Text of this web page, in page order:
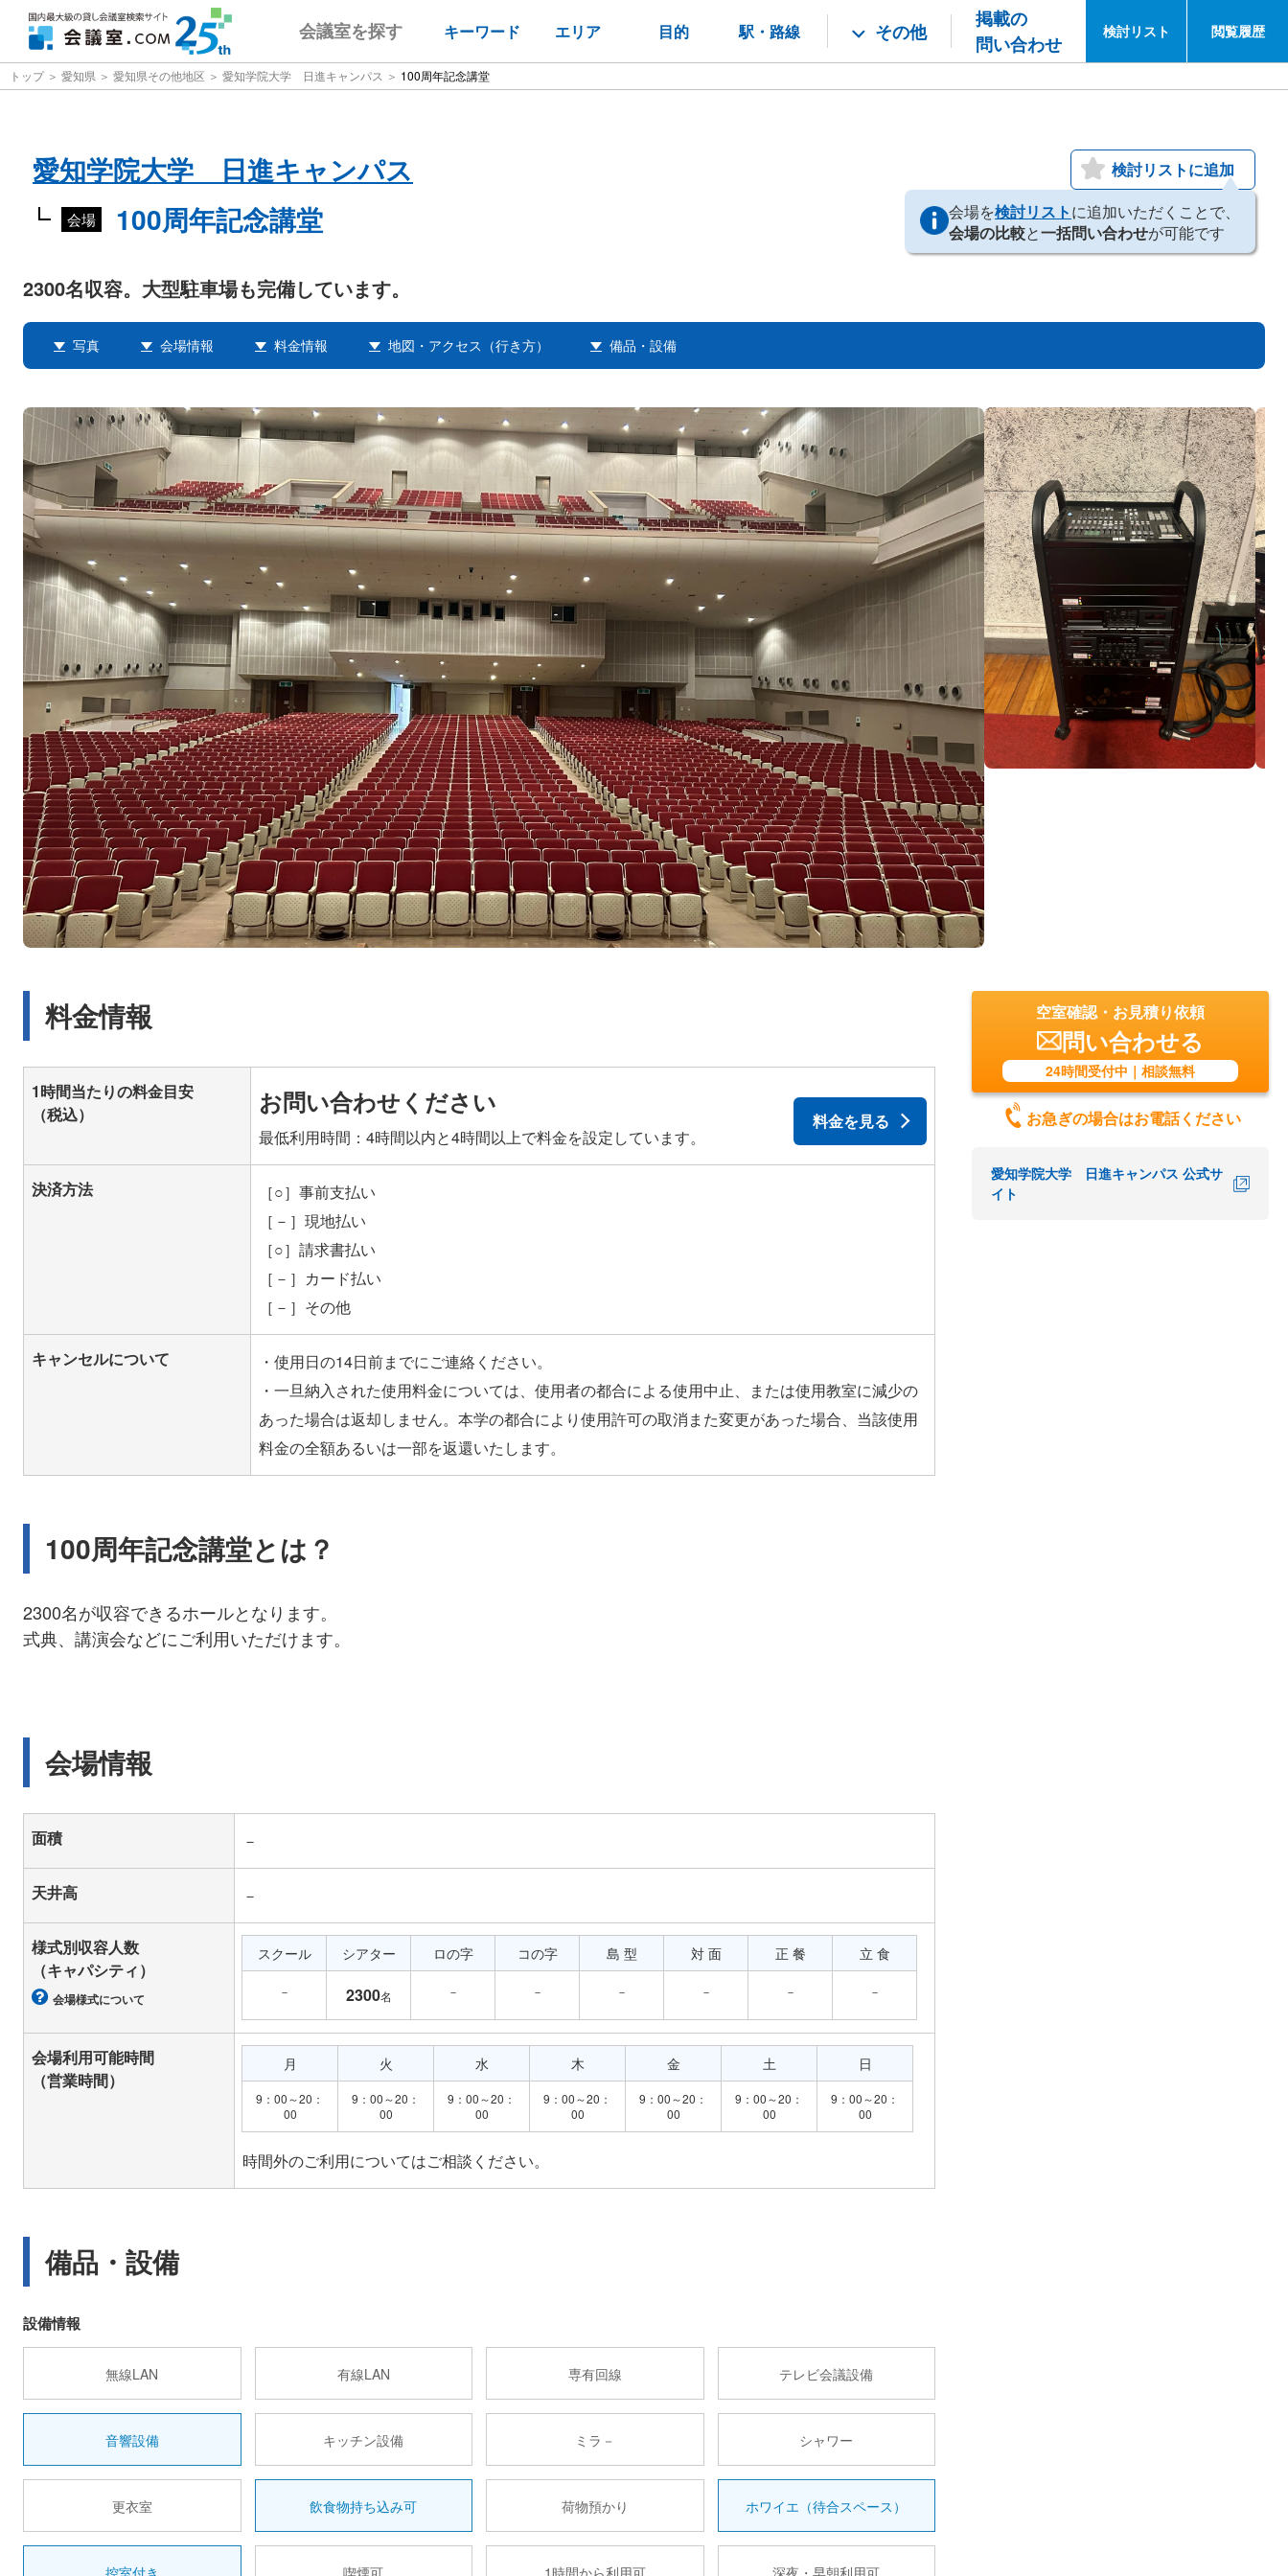
会議室を探す キーワード エリア 目的 駅・路線 その他
掲載の
問い合わせ
検討リスト 閲覧履歴
トップ 愛知県 愛知県その他地区 愛知学院大学 日進キャンパス 100周年記念講堂
愛知学院大学 日進キャンパス
会場 100周年記念講堂
検討リストに追加
会場を検討リストに追加いただくことで、
会場の比較と一括問い合わせが可能です
2300名収容。大型駐車場も完備しています。
写真 会場情報 料金情報 地図・アクセス（行き方） 備品・設備
料金情報
1時間当たりの料金目安
（税込）
お問い合わせください
最低利用時間：4時間以内と4時間以上で料金を設定しています。
料金を見る
決済方法
［○］事前支払い
［－］現地払い
［○］請求書払い
［－］カード払い
［－］その他
キャンセルについて
・使用日の14日前までにご連絡ください。
・一旦納入された使用料金については、使用者の都合による使用中止、または使用教室に減少の
あった場合は返却しません。本学の都合により使用許可の取消また変更があった場合、当該使用
100周年記念講堂とは？
2300名が収容できるホールとなります。
式典、講演会などにご利用いただけます。
会場情報
面積 －
天井高 －
様式別収容人数
（キャパシティ）
会場様式について
スクール
－
シアター
2300名
ロの字
－
コの字
－
島 型
－
対 面
－
正 餐
－
立 食
－
会場利用可能時間
（営業時間）
月
9：00～20：
00
火
9：00～20：
00
水
9：00～20：
00
木
9：00～20：
00
金
9：00～20：
00
土
9：00～20：
00
日
9：00～20：
00
備品・設備
設備情報
無線LAN 有線LAN 専有回線 テレビ会議設備
音響設備 キッチン設備 ミラ－ シャワー
更衣室 飲食物持ち込み可 荷物預かり ホワイエ（待合スペース）
控室付き 喫煙可 1時間から利用可 深夜・早朝利用可
空室確認・お見積り依頼
問い合わせる
24時間受付中｜相談無料
お急ぎの場合はお電話ください
愛知学院大学 日進キャンパス 公式サ
イト